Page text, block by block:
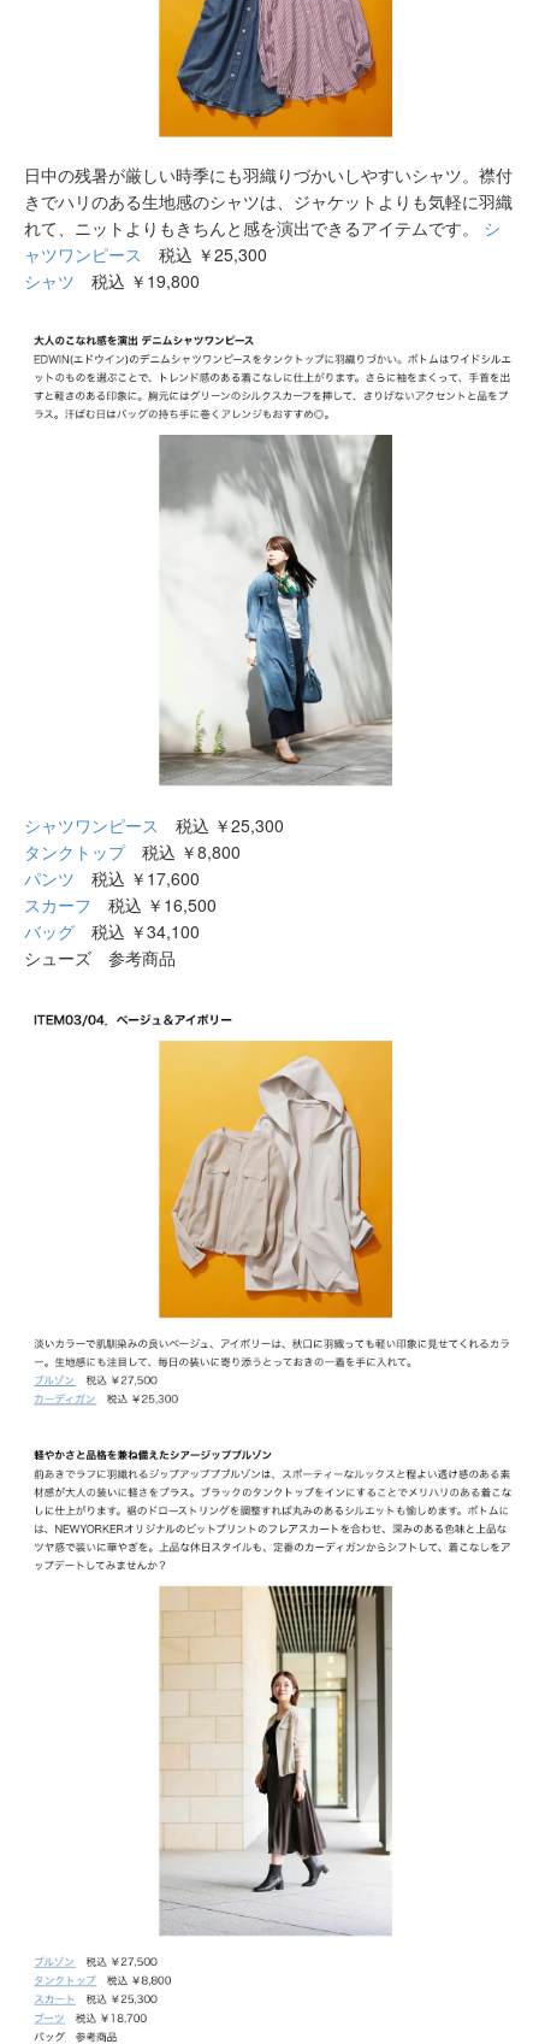
日中の残暑が厳しい時季にも羽織りづかいしやすいシャツ。襟付
きでハリのある生地感のシャツは、ジャケットよりも気軽に羽織
れて、ニットよりもきちんと感を演出できるアイテムです。 シ
ャツワンピース 税込 ￥25,300
シャツ 税込 ￥19,800
シャツワンピース 税込 ￥25,300
タンクトップ税込 ￥8,800
パンツ 税込 ￥17,600
スカーフ 税込 ￥16,500
バッグ 税込 ￥34,100
シューズ 参考商品